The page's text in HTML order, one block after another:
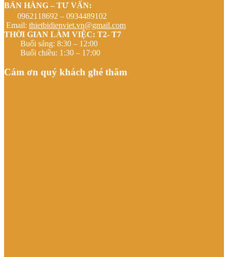
BÁN HÀNG – TƯ VẤN:
0962118692 – 0934489102
Email: thietbidienviet.vn@gmail.com
THỜI GIAN LÀM VIỆC: T2- T7
Buổi sáng: 8:30 – 12:00
Buổi chiều: 1:30 – 17:00
Cám ơn quý khách ghé thăm